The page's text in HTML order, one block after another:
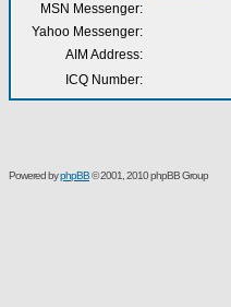
MSN Messenger:
Yahoo Messenger:
AIM Address:
ICQ Number:
Powered byphpBB© 2001, 2010 phpBB Group